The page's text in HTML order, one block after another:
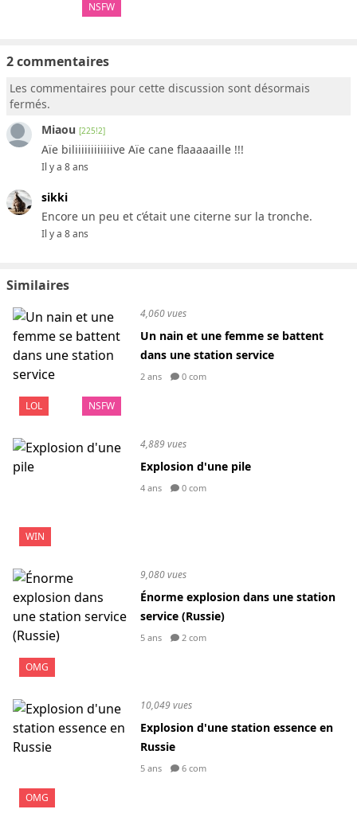
NSFW
2 commentaires
Les commentaires pour cette discussion sont désormais
fermés.
Miaou [225!2]
Aïe biliiiiiiiiiiiive Aïe cane flaaaaaille !!!
Il y a 8 ans
sikki
Encore un peu et c’était une citerne sur la tronche.
Il y a 8 ans
Similaires
LOL NSFW
4,060 vues
Un nain et une femme se battent
dans une station service
2 ans 0 com
WIN
4,889 vues
Explosion d'une pile
4 ans 0 com
OMG
9,080 vues
Énorme explosion dans une station
service (Russie)
5 ans 2 com
OMG
10,049 vues
Explosion d'une station essence en
Russie
5 ans 6 com